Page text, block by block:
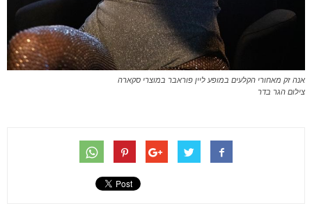
אנה זק מאחורי הקלעים במופע ליין פוראבר במוצרי סקארה
צילום הגר בדר